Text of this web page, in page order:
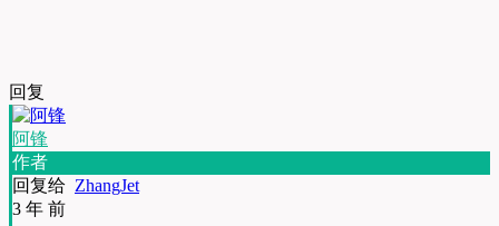
回复
阿锋
作者
回复给 ZhangJet
3 年 前